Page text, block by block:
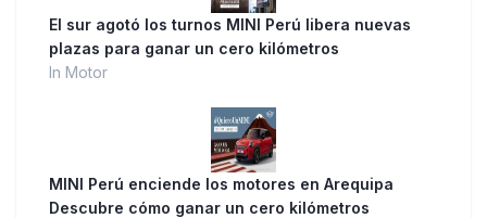
El sur agotó los turnos MINI Perú libera nuevas
plazas para ganar un cero kilómetros
In Motor
MINI Perú enciende los motores en Arequipa
Descubre cómo ganar un cero kilómetros